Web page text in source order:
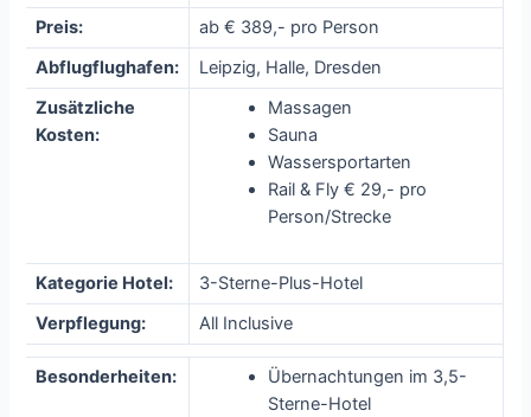
Preis:
ab € 389,- pro Person
Abflugflughafen:
Leipzig, Halle, Dresden
Zusätzliche
Kosten:
Massagen
Sauna
Wassersportarten
Rail & Fly € 29,- pro
Person/Strecke
Kategorie Hotel:
3-Sterne-Plus-Hotel
Verpflegung:
All Inclusive
Besonderheiten:
Übernachtungen im 3,5-
Sterne-Hotel